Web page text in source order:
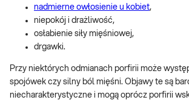
nadmierne owłosienie u kobiet,
niepokój i drażliwość,
osłabienie siły mięśniowej,
drgawki.
Przy niektórych odmianach porfirii może
spojówek czy silny ból mięśni. Objawy te są
niecharakterystyczne i mogą oprócz porfirii